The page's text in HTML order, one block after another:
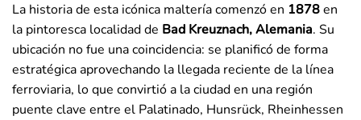
La historia de esta icónica maltería comenzó en 1878en
la pintoresca localidad de Bad Kreuznach, Alemania. Su
ubicación no fue una coincidencia: se planificó de forma
estratégica aprovechando la llegada reciente de la línea
ferroviaria, lo que convirtió a la ciudad en una región
puente clave entre el Palatinado, Hunsrück, Rheinhessen